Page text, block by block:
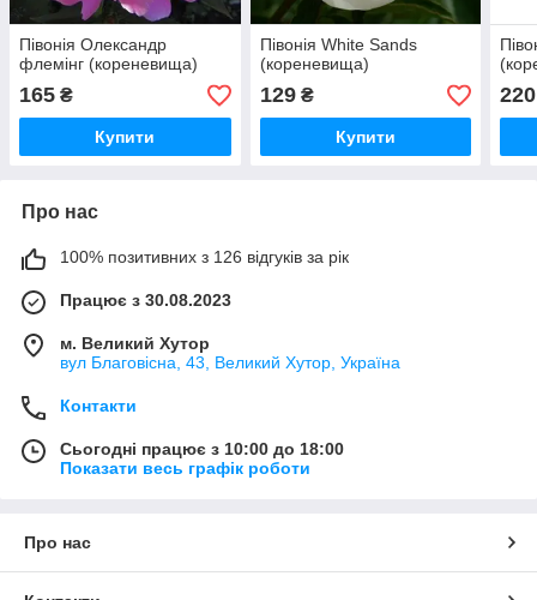
Півонія Олександр
флемінг (кореневища)
165 ₴
Купити
Півонія White Sands
(кореневища)
129₴
Купити
220
Про нас
100% позитивних з 126 відгуків за рік
Працює з 30.08.2023
м. Великий Хутор
вул Благовісна, 43, Великий Хутор, Україна
Контакти
Сьогодні працює з 10:00 до 18:00
Показати весь графік роботи
Про нас